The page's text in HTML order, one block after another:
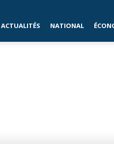
ACTUALITÉS NATIONAL